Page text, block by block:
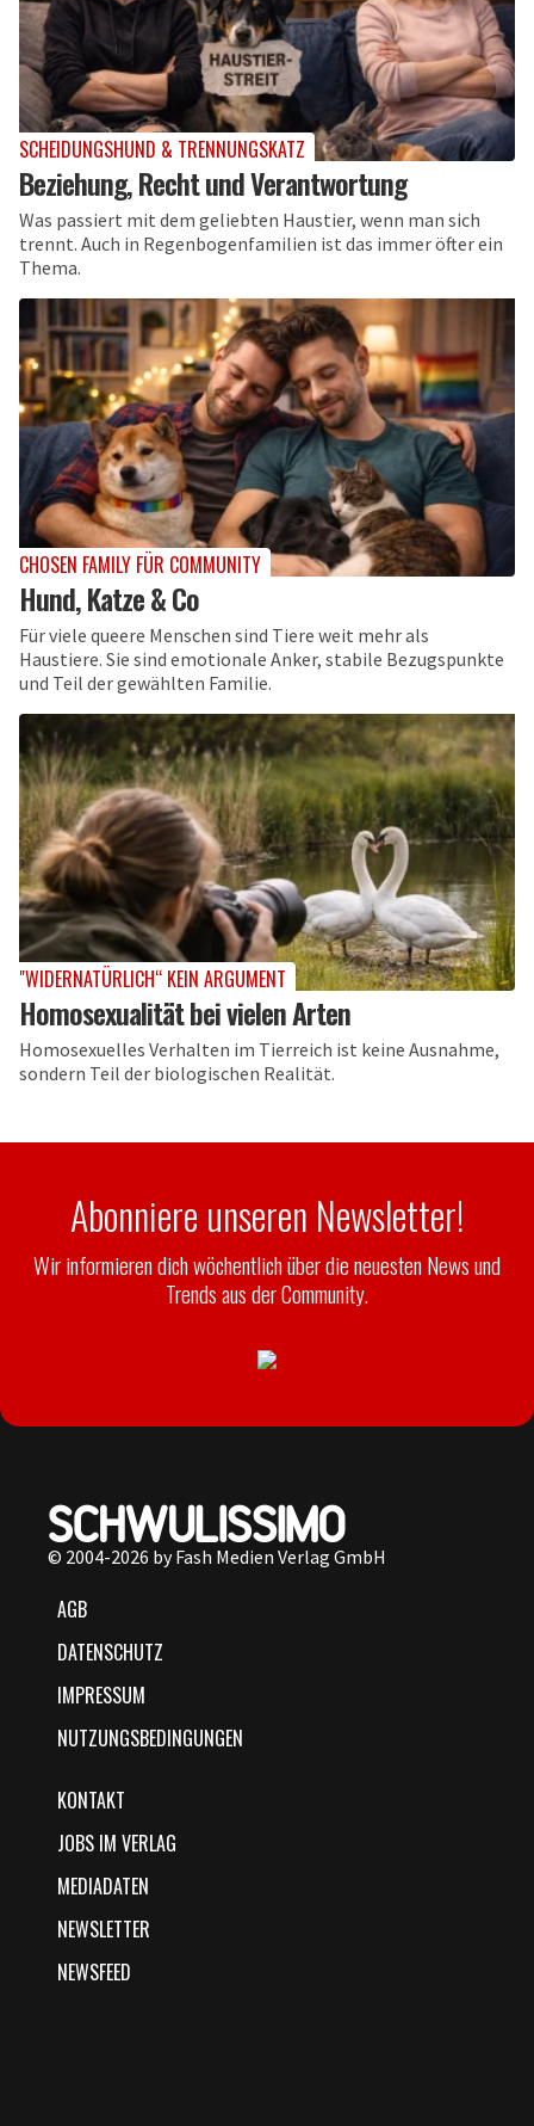
SCHEIDUNGSHUND & TRENNUNGSKATZ
Beziehung, Recht und Verantwortung
Was passiert mit dem geliebten Haustier, wenn man sich
trennt. Auch in Regenbogenfamilien ist das immer öfter ein
Thema.
CHOSEN FAMILY FÜR COMMUNITY
Hund, Katze & Co
Für viele queere Menschen sind Tiere weit mehr als
Haustiere. Sie sind emotionale Anker, stabile Bezugspunkte
und Teil der gewählten Familie.
"WIDERNATÜRLICH“ KEIN ARGUMENT
Homosexualität bei vielen Arten
Homosexuelles Verhalten im Tierreich ist keine Ausnahme,
sondern Teil der biologischen Realität.
Abonniere unseren Newsletter!
Wir informieren dich wöchentlich über die neuesten News und
Trends aus der Community.
© 2004-2026 by Fash Medien Verlag GmbH
AGB
DATENSCHUTZ
IMPRESSUM
NUTZUNGSBEDINGUNGEN
KONTAKT
JOBS IM VERLAG
MEDIADATEN
NEWSLETTER
NEWSFEED